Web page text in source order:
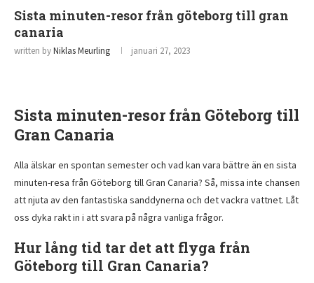
Sista minuten-resor från göteborg till gran
canaria
written byNiklas Meurling januari 27, 2023
Sista minuten-resor från Göteborg till
Gran Canaria
Alla älskar en spontan semester och vad kan vara bättre än en sista
minuten-resa från Göteborg till Gran Canaria? Så, missa inte chansen
att njuta av den fantastiska sanddynerna och det vackra vattnet. Låt
oss dyka rakt in i att svara på några vanliga frågor.
Hur lång tid tar det att flyga från
Göteborg till Gran Canaria?